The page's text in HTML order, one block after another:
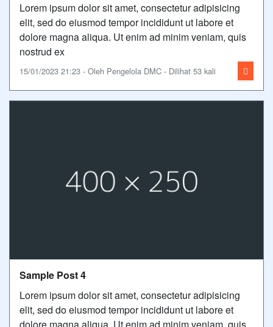
Lorem ipsum dolor sit amet, consectetur adipisicing
elit, sed do eiusmod tempor incididunt ut labore et
dolore magna aliqua. Ut enim ad minim veniam, quis
nostrud ex
15/01/2023 21:23 - Oleh Pengelola DMC - Dilihat 53 kali
Sample Post 4
Lorem ipsum dolor sit amet, consectetur adipisicing
elit, sed do eiusmod tempor incididunt ut labore et